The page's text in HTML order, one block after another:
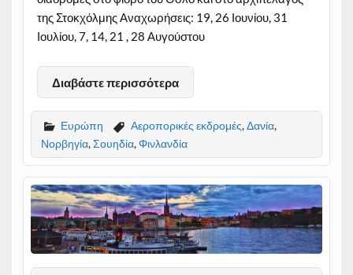
της Στοκχόλμης Αναχωρήσεις: 19, 26 Ιουνίου, 31
Ιουλίου, 7, 14, 21 , 28 Αυγούστου
Διαβάστε περισσότερα
Ευρώπη Αεροπορικές εκδρομές,Δανία,
Νορβηγία,Σουηδία,Φινλανδία